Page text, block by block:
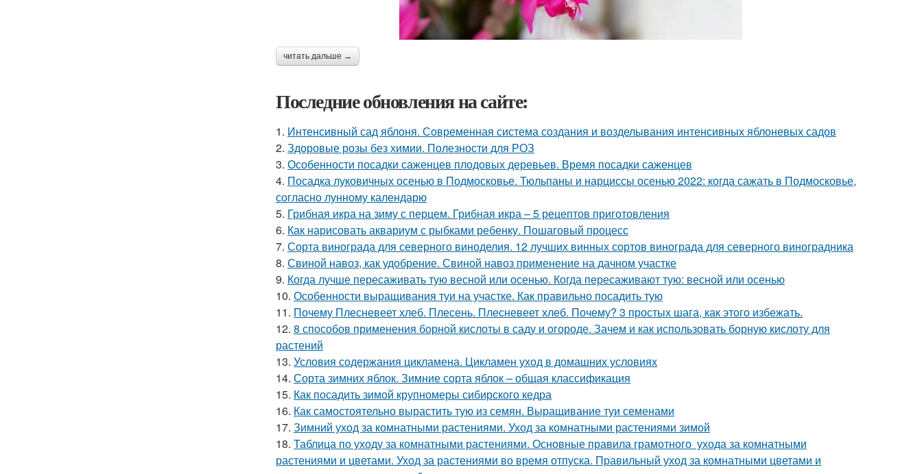
читать дальше →
Последние обновления на сайте:
1. Интенсивный сад яблоня. Современная система создания и возделывания интенсивных яблоневых садов
2. Здоровые розы без химии. Полезности для РОЗ
3. Особенности посадки саженцев плодовых деревьев. Время посадки саженцев
4. Посадка луковичных осенью в Подмосковье. Тюльпаны и нарциссы осенью 2022: когда сажать в Подмосковье,
согласно лунному календарю
5. Грибная икра на зиму с перцем. Грибная икра – 5 рецептов приготовления
6. Как нарисовать аквариум с рыбками ребенку. Пошаговый процесс
7. Сорта винограда для северного виноделия. 12 лучших винных сортов винограда для северного виноградника
8. Свиной навоз, как удобрение. Свиной навоз применение на дачном участке
9. Когда лучше пересаживать тую весной или осенью. Когда пересаживают тую: весной или осенью
10. Особенности выращивания туи на участке. Как правильно посадить тую
11. Почему Плесневеет хлеб. Плесень. Плесневеет хлеб. Почему? 3 простых шага, как этого избежать.
12. 8 способов применения борной кислоты в саду и огороде. Зачем и как использовать борную кислоту для
растений
13. Условия содержания цикламена. Цикламен уход в домашних условиях
14. Сорта зимних яблок. Зимние сорта яблок – общая классификация
15. Как посадить зимой крупномеры сибирского кедра
16. Как самостоятельно вырастить тую из семян. Выращивание туи семенами
17. Зимний уход за комнатными растениями. Уход за комнатными растениями зимой
18. Таблица по уходу за комнатными растениями. Основные правила грамотного ухода за комнатными
растениями и цветами. Уход за растениями во время отпуска. Правильный уход за комнатными цветами и